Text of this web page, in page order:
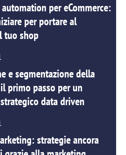
per eCommerce:
per portare al
tuo shop
e segmentazione della
primo passo per un
data driven
strategie ancora